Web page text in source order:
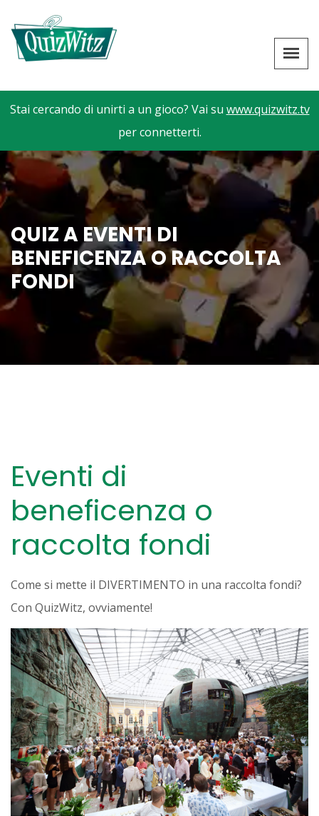
Stai cercando di unirti a un gioco? Vai su www.quizwitz.tv
per connetterti.
QUIZ A EVENTI DI
BENEFICENZA O RACCOLTA
FONDI
Eventi di
beneficenza o
raccolta fondi
Come si mette il DIVERTIMENTO in una raccolta fondi?
Con QuizWitz, ovviamente!